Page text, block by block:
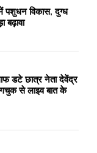
पशुधन विकास, दुग्ध
बढ़ावा
डटे छात्र नेता देवेंद्र
से लाइव बात के